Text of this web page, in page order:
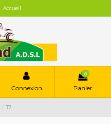
Accueil
Connexion
0
Panier
T7